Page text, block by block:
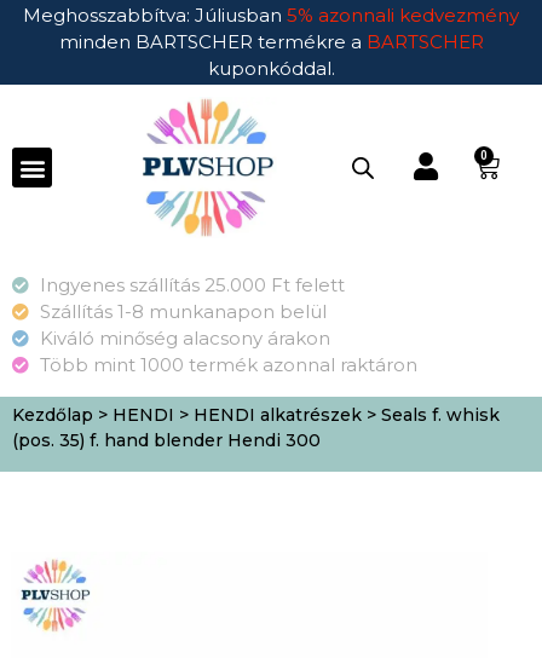
Meghosszabbítva: Júliusban 5% azonnali kedvezmény
minden BARTSCHER termékre a BARTSCHER
kuponkóddal.
0
Ingyenes szállítás 25.000 Ft felett
Szállítás 1-8 munkanapon belül
Kiváló minőség alacsony árakon
Több mint 1000 termék azonnal raktáron
Kezdőlap > HENDI > HENDI alkatrészek > Seals f. whisk
(pos. 35) f. hand blender Hendi 300